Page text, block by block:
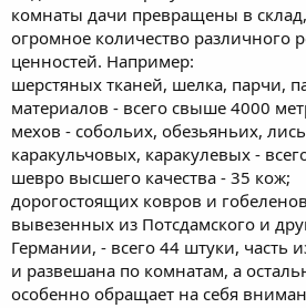
комнаты дачи превращены в
огромное количество различного
ценностей. Например:
шерстяных тканей, шелка, парчи,
материалов - всего свыше 4000
мехов - собольих, обезьяньих,
каракульчовых, каракулевых -
шевро высшего качества - 35 кож;
дорогостоящих ковров и
вывезенных из Потсдамского и
Германии, - всего 44 штуки, часть
и развешана по комнатам, а
особенно обращает на себя